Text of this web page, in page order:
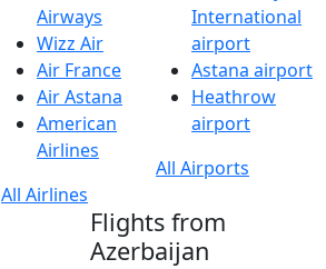
Airways
Wizz Air
Air France
Air Astana
American
Airlines
All Airlines
International
airport
Astana airport
Heathrow
airport
All Airports
Flights from
Azerbaijan